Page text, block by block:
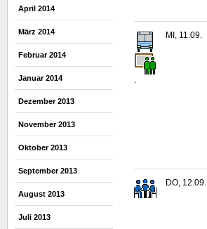
April 2014
März 2014
Februar 2014
Januar 2014
Dezember 2013
November 2013
Oktober 2013
September 2013
August 2013
Juli 2013
MI, 11.09.
DO, 12.09.